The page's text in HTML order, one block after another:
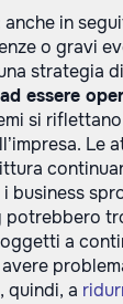
anche in
o gravi
strategia
essere
si
Le
i business
a
quindi, a